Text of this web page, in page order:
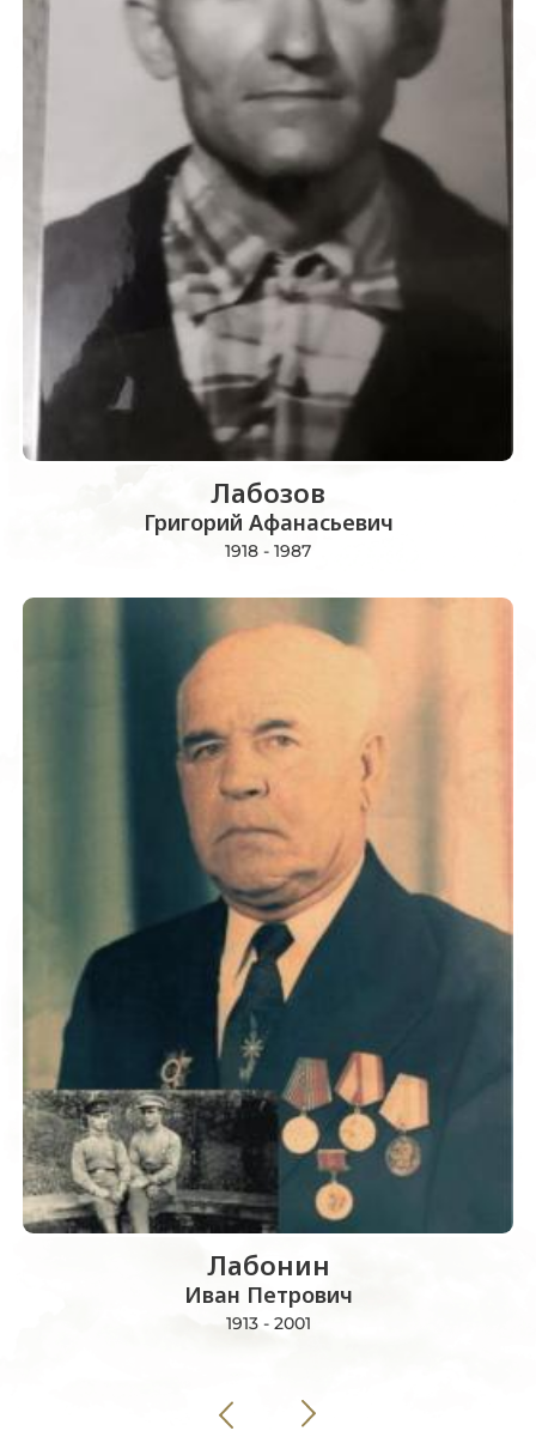
Лабозов
Григорий Афанасьевич
1918 - 1987
Лабонин
Иван Петрович
1913 - 2001